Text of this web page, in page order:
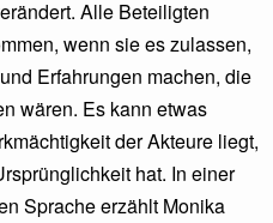
Alle Beteiligten
wenn sie es zulassen,
Erfahrungen machen, die
wären. Es kann etwas
der Akteure liegt,
hat. In einer
Sprache erzählt Monika